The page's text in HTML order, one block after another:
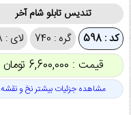
تندیس تابلو شام آخر
کد : 598 گره : 740 لای : 448
قیمت : 6,600,000 تومان
مشاهده جزئیات بیشتر نخ و نقشه